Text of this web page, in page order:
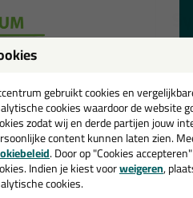
de
gebruikt cookies en
cookies waardoor de website
zodat wij en derde partijen jouw
content kunnen laten zien.
. Door op "Cookies
Indien je kiest voorweigeren,
cookies.
💚
en ontvang een
€35,-bij je eerste bestelling!